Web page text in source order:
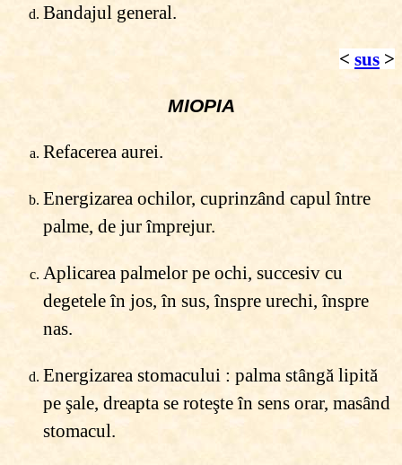
Bandajul general.
< sus >
MIOPIA
Refacerea aurei.
Energizarea ochilor, cuprinzând capul între
palme, de jur împrejur.
Aplicarea palmelor pe ochi, succesiv cu
degetele în jos, în sus, înspre urechi, înspre
nas.
Energizarea stomacului : palma stângă lipită
pe şale, dreapta se roteşte în sens orar, masând
stomacul.